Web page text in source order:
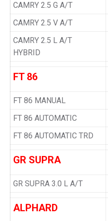
CAMRY 2.5 G A/T
CAMRY 2.5 V A/T
CAMRY 2.5 L A/T
HYBRID
FT 86
FT 86 MANUAL
FT 86 AUTOMATIC
FT 86 AUTOMATIC TRD
GR SUPRA
GR SUPRA 3.0 L A/T
ALPHARD